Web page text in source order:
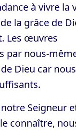
à vivre la
la grâce de
Les œuvres
par nous-
Dieu car nous
Seigneur
connaître,